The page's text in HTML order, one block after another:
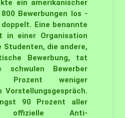
ein amerikanischer
Bewerbungen los -
Eine benannte
in einer Organisation
Studenten, die andere,
Bewerbung, tat
Bewerber
Prozent weniger
Vorstellungsgespräch.
90 Prozent aller
offizielle Anti-